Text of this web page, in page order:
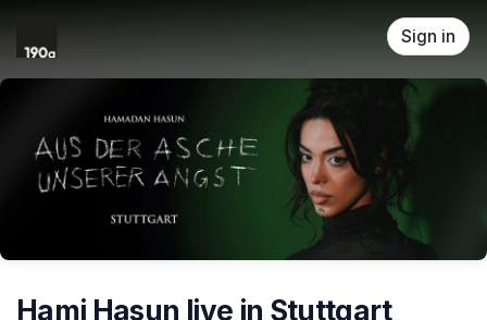
Sign in
Hami Hasun live in Stuttgart